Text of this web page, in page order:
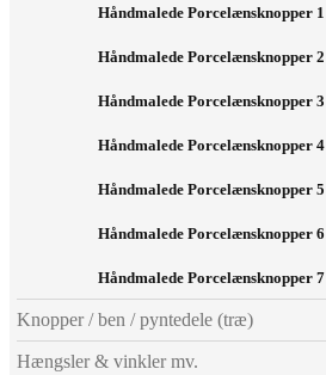
Håndmalede Porcelænsknopper 1
Håndmalede Porcelænsknopper 2
Håndmalede Porcelænsknopper 3
Håndmalede Porcelænsknopper 4
Håndmalede Porcelænsknopper 5
Håndmalede Porcelænsknopper 6
Håndmalede Porcelænsknopper 7
Knopper / ben / pyntedele (træ)
Hængsler & vinkler mv.